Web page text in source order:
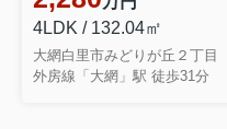
千葉県茂原市早野
外房線 茂原駅 徒歩15分
4LDK / 132.04㎡
大網白里市みどりが丘２丁目
外房線「大網」駅 徒歩31分